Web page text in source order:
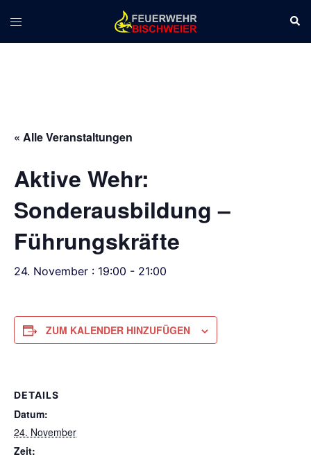
Inhalt
springen
Menü
« Alle Veranstaltungen
Aktive Wehr:
Sonderausbildung –
Führungskräfte
24. November : 19:00 - 21:00
ZUM KALENDER HINZUFÜGEN
DETAILS
Datum:
24. November
Zeit: